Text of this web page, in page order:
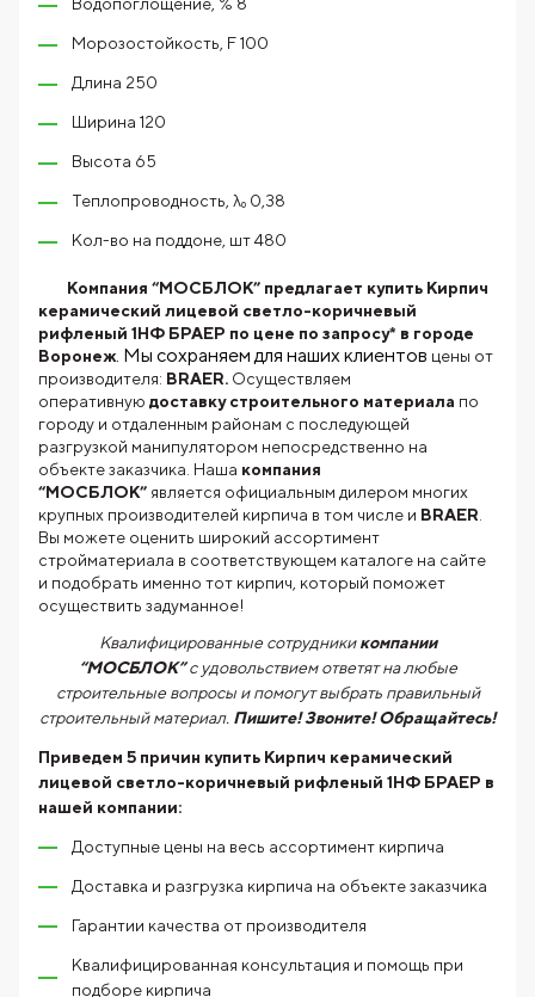
Водопоглощение, % 8
Морозостойкость, F 100
Длина 250
Ширина 120
Высота 65
Теплопроводность, λ₀ 0,38
Кол-во на поддоне, шт 480
Компания “МОСБЛОК” предлагает купить Кирпич
керамический лицевой светло-коричневый
рифленый 1НФ БРАЕР по цене по запросу* в городе
Воронеж. Мы сохраняем для наших клиентов цены от
производителя: BRAER. Осуществляем
оперативную доставку строительного материала по
городу и отдаленным районам с последующей
разгрузкой манипулятором непосредственно на
объекте заказчика. Наша компания
“МОСБЛОК” является официальным дилером многих
крупных производителей кирпича в том числе и BRAER.
Вы можете оценить широкий ассортимент
стройматериала в соответствующем каталоге на сайте
и подобрать именно тот кирпич, который поможет
осуществить задуманное!
Квалифицированные сотрудникикомпании
“МОСБЛОК”с удовольствием ответят на любые
строительные вопросы и помогут выбрать правильный
строительный материал. Пишите! Звоните! Обращайтесь!
Приведем 5 причин купить Кирпич керамический
лицевой светло-коричневый рифленый 1НФ БРАЕР в
нашей компании:
Доступные цены на весь ассортимент кирпича
Доставка и разгрузка кирпича на объекте заказчика
Гарантии качества от производителя
Квалифицированная консультация и помощь при
подборе кирпича